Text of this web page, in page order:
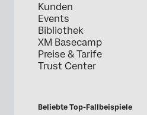
Kunden
Events
Bibliothek
XM Basecamp
Preise & Tarife
Trust Center
Beliebte Top-Fallbeispiele